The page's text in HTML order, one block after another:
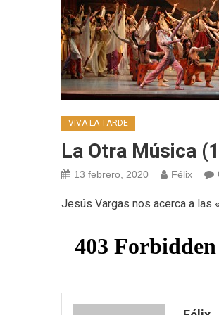
VIVA LA TARDE
La Otra Música
13 febrero, 2020 Félix
Jesús Vargas nos acerca a